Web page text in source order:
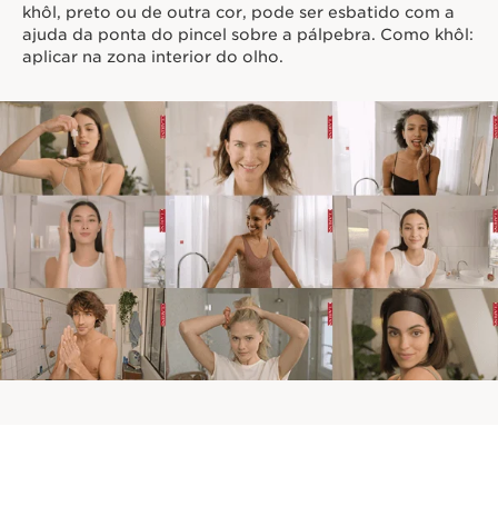
khôl, preto ou de outra cor, pode ser esbatido com a
ajuda da ponta do pincel sobre a pálpebra. Como khôl:
aplicar na zona interior do olho.